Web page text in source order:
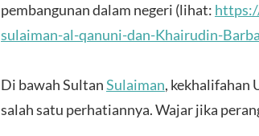
pembangunan dalam negeri (lihat:
sulaiman-al-qanuni-dan-Khairudin-
Di bawah SultanSulaiman, kekhalifahan
salah satu perhatiannya. Wajar jika